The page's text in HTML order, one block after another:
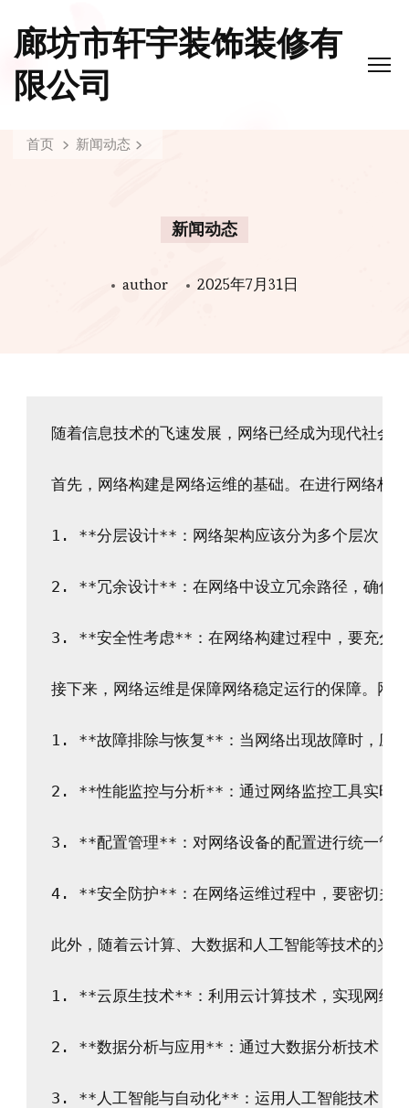
廊坊市轩宇装饰装修有
限公司
首页 新闻动态
新闻动态
author 2025年7月31日
随着信息技术的飞速发展，网络已经成为现代社会
首先，网络构建是网络运维的基础。在进行网络构
1. **分层设计**：网络架构应该分为多个层次，
2. **冗余设计**：在网络中设立冗余路径，确保在
3. **安全性考虑**：在网络构建过程中，要充分考
接下来，网络运维是保障网络稳定运行的保障。网
1. **故障排除与恢复**：当网络出现故障时，应及
2. **性能监控与分析**：通过网络监控工具实时监
3. **配置管理**：对网络设备的配置进行统一管
4. **安全防护**：在网络运维过程中，要密切关注
此外，随着云计算、大数据和人工智能等技术的兴
1. **云原生技术**：利用云计算技术，实现网络
2. **数据分析与应用**：通过大数据分析技术，对
3. **人工智能与自动化**：运用人工智能技术，实